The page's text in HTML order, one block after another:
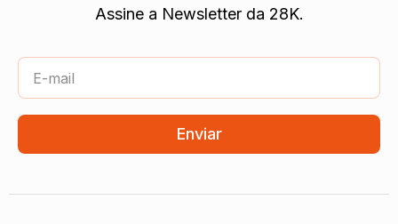
Assine a Newsletter da 28K.
Enviar